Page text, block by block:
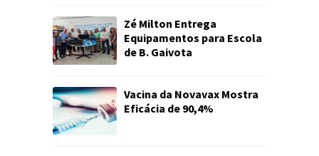
Zé Milton Entrega
Equipamentos para Escola
de B. Gaivota
Vacina da Novavax Mostra
Eficácia de 90,4%